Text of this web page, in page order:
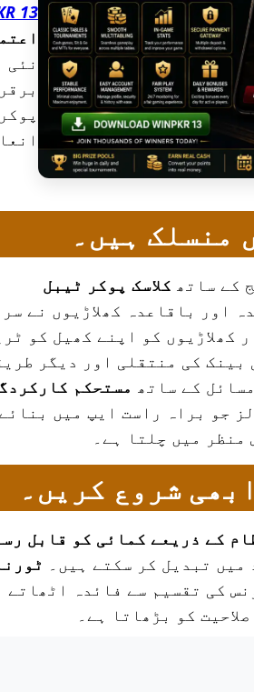
13
نئی
منسلک ہیں۔
کے ساتھ کلاسک پوکر ٹیبل
اور باقاعدہ کھلاڑیوں نے
کھلاڑیوں کو اپنے کھیل کو
بینک کی منتقلی اور دیگر
کے ساتھ مستحکم
جو براہ راست ایپ میں
منظر میں چلتا ہے۔
شروع کریں۔
کے ذریعے کمائی کو قابل
تبدیل کر سکتے ہیں۔
کی تقسیم سے فائدہ
کو بڑھاتا ہے۔